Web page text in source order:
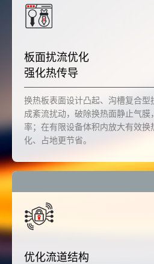
板面扰流优化
强化热传导
换热板表面设计凸起、沟槽复合
成紊流扰动，破除换热面静止气
率；在有限设备体积内放大有效换
化、占地更节省。
优化流道结构